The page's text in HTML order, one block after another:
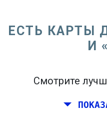
ЕСТЬ КАРТЫ
И
Смотрите